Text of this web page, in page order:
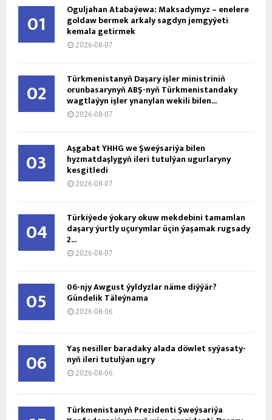
01 Oguljahan Atabaýewa: Maksadymyz – enelere
goldaw bermek arkaly sagdyn jemgyýeti
kemala getirmek
2026-08-07
02 Türkmenistanyň Daşary işler ministriniň
orunbasarynyň ABŞ-nyň Türkmenistandaky
wagtlaýyn işler ynanylan wekili bilen...
2026-08-07
03 Aşgabat ÝHHG we Şweýsariýa bilen
hyzmatdaşlygyň ileri tutulýan ugurlaryny
kesgitledi
2026-08-07
04 Türkiýede ýokary okuw mekdebini tamamlan
daşary ýurtly uçurymlar üçin ýaşamak rugsady
2...
2026-08-07
05 06-njy Awgust ýyldyzlar näme diýýär?
Gündelik Täleýnama
2026-08-06
06 Ýaş ne­sil­ler ba­ra­da­ky ala­da döw­let sy­ýa­sa­ty­
nyň ile­ri tu­tul­ýan ug­ry
2026-08-06
Türkmenistanyň Prezidenti Şweýsariýa